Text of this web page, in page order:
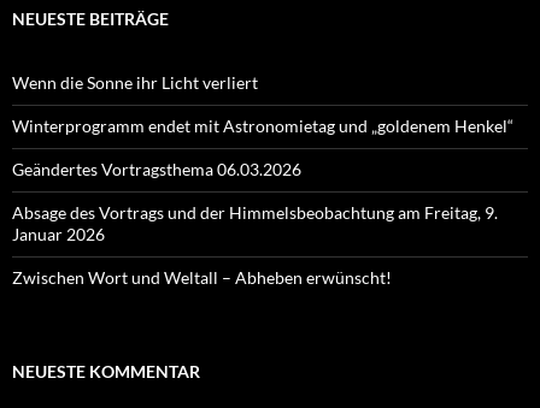
NEUESTE BEITRÄGE
Wenn die Sonne ihr Licht verliert
Winterprogramm endet mit Astronomietag und „goldenem Henkel“
Geändertes Vortragsthema 06.03.2026
Absage des Vortrags und der Himmelsbeobachtung am Freitag, 9.
Januar 2026
Zwischen Wort und Weltall – Abheben erwünscht!
NEUESTE KOMMENTAR